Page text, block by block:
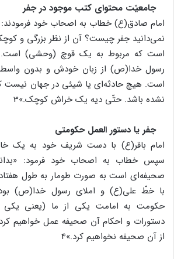
جامعیّت محتوای کتب موجود در جفر
امام صادق(ع) خطاب به اصحاب خود فرمودند:
نمی‌دانید جفر چیست؟ آن از نظر بزرگی و
است که مربوط به یک قوچ (وحشی) است.
رسول خدا(ص) از زبان خودش و بدون
است. هیچ حادثه‌ای یا شیئی در جهان نیست
نشده باشد. حتّی دیه یک خراش کوچک.»3
جفر یا دستور العمل حکومتی
امام باقر(ع) با دست شریف خود به یک
سپس خطاب به اصحاب خود فرمود:
صحیفه‌ای است به صورت طومار به طول
با خطّ علی(ع) و املای رسول خدا(ص)
حکومت به امامت یکی از ما (یعنی یکی
دستورات و احکام آن صحیفه عمل خواهیم
از آن صحیفه نخواهیم کرد.»4